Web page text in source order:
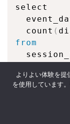
select
  count
(
from
order by
よりよい体験を
を使用しています